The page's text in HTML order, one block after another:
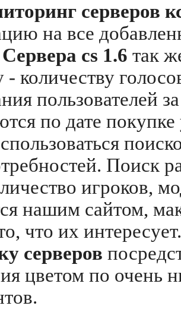
серверов
на все
Сервера cs 1.6 так
- количеству
пользователей
по дате
Поиск
игроков,
нашим сайтом,
что их
серверов
цветом по очень